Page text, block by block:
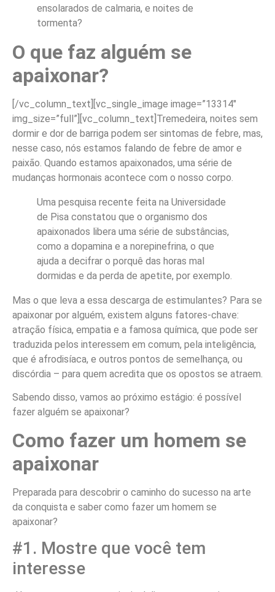
ensolarados de calmaria, e noites de
tormenta?
O que faz alguém se
apaixonar?
[/vc_column_text][vc_single_image image=”13314″
img_size=”full”][vc_column_text]Tremedeira, noites sem
dormir e dor de barriga podem ser sintomas de febre, mas,
nesse caso, nós estamos falando de febre de amor e
paixão. Quando estamos apaixonados, uma série de
mudanças hormonais acontece com o nosso corpo.
Uma pesquisa recente feita na Universidade
de Pisa constatou que o organismo dos
apaixonados libera uma série de substâncias,
como a dopamina e a norepinefrina, o que
ajuda a decifrar o porquê das horas mal
dormidas e da perda de apetite, por exemplo.
Mas o que leva a essa descarga de estimulantes? Para se
apaixonar por alguém, existem alguns fatores-chave:
atração física, empatia e a famosa química, que pode ser
traduzida pelos interessem em comum, pela inteligência,
que é afrodisíaca, e outros pontos de semelhança, ou
discórdia – para quem acredita que os opostos se atraem.
Sabendo disso, vamos ao próximo estágio: é possível
fazer alguém se apaixonar?
Como fazer um homem se
apaixonar
Preparada para descobrir o caminho do sucesso na arte
da conquista e saber como fazer um homem se
apaixonar?
#1. Mostre que você tem
interesse